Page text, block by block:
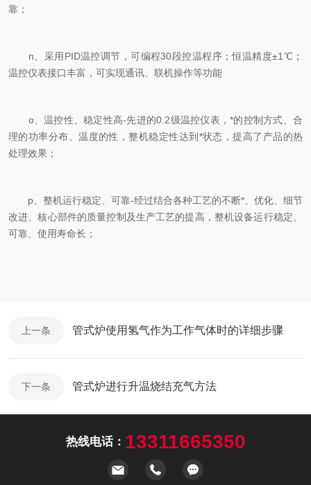
靠；
n、采用PID温控调节，可编程30段控温程序；恒温精度±1℃；
温控仪表接口丰富，可实现通讯、联机操作等功能
o、温控性、稳定性高-先进的0.2级温控仪表，*的控制方式、合
理的功率分布、温度的性，整机稳定性达到*状态，提高了产品的热
处理效果；
p、整机运行稳定、可靠-经过结合各种工艺的不断*、优化、细节
改进、核心部件的质量控制及生产工艺的提高，整机设备运行稳定、
可靠、使用寿命长；
上一条 管式炉使用氢气作为工作气体时的详细步骤
下一条 管式炉进行升温烧结充气方法
热线电话： 13311665350